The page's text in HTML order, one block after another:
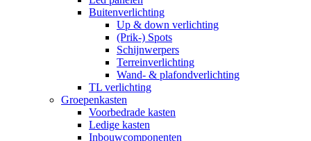
Buitenverlichting
Up & down verlichting
(Prik-) Spots
Schijnwerpers
Terreinverlichting
Wand- & plafondverlichting
TL verlichting
Groepenkasten
Voorbedrade kasten
Ledige kasten
Inbouwcomponenten